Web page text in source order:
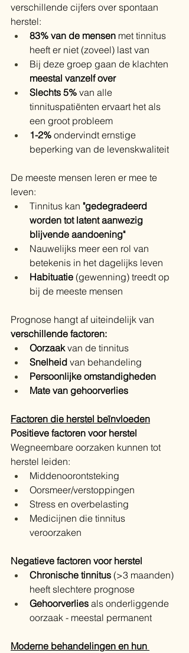
verschillende cijfers over spontaan
herstel:
83% van de mensen met tinnitus
heeft er niet (zoveel) last van
Bij deze groep gaan de klachten
meestal vanzelf over
Slechts 5% van alle
tinnituspatiënten ervaart het als
een groot probleem
1-2% ondervindt ernstige
beperking van de levenskwaliteit
De meeste mensen leren er mee te
leven:
Tinnitus kan "gedegradeerd
worden tot latent aanwezig
blijvende aandoening"
Nauwelijks meer een rol van
betekenis in het dagelijks leven
Habituatie (gewenning) treedt op
bij de meeste mensen
Prognose hangt af uiteindelijk van
verschillende factoren:
Oorzaak van de tinnitus
Snelheid van behandeling
Persoonlijke omstandigheden
Mate van gehoorverlies
Factoren die herstel beïnvloeden
Positieve factoren voor herstel
Wegneembare oorzaken kunnen tot
herstel leiden:
Middenoorontsteking
Oorsmeer/verstoppingen
Stress en overbelasting
Medicijnen die tinnitus
veroorzaken
Negatieve factoren voor herstel
Chronische tinnitus (>3 maanden)
heeft slechtere prognose
Gehoorverlies als onderliggende
oorzaak - meestal permanent
Moderne behandelingen en hun